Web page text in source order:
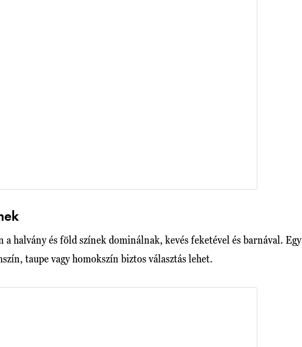
halvány és föld színek dominálnak, kevés feketével és barnával. Egy
taupe vagy homokszín biztos választás lehet.